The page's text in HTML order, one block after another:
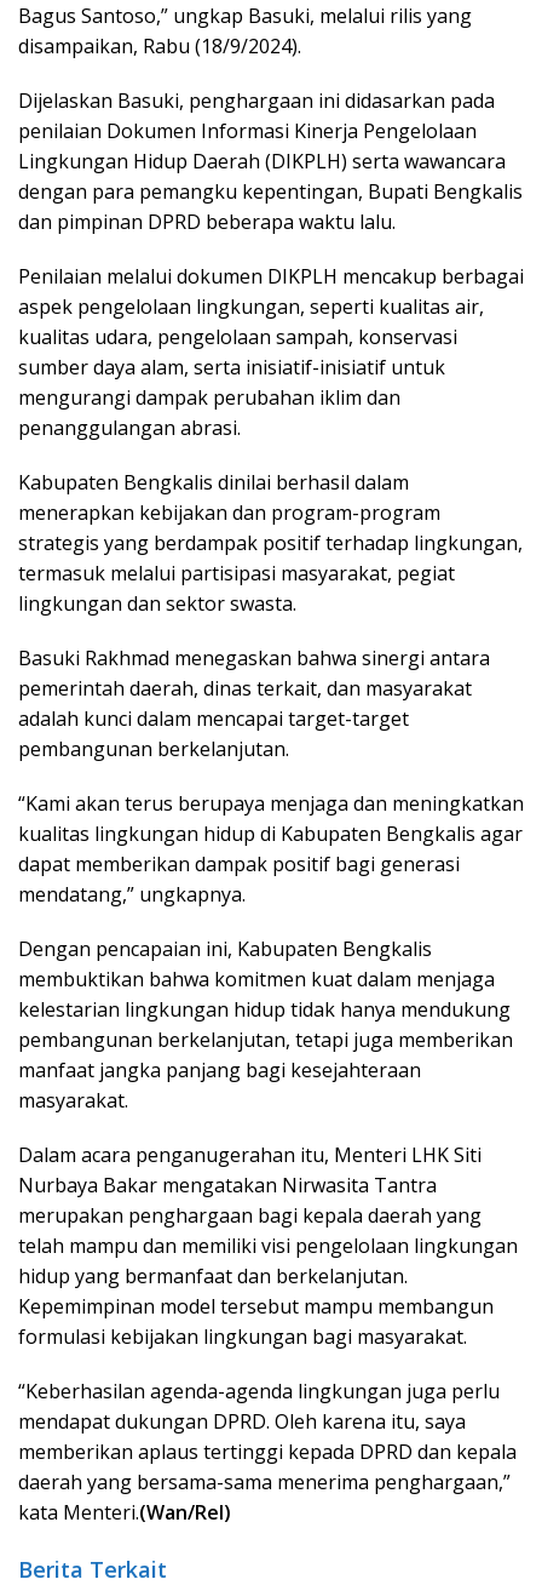
Bagus Santoso,” ungkap Basuki, melalui rilis yang
disampaikan, Rabu (18/9/2024).
Dijelaskan Basuki, penghargaan ini didasarkan pada
penilaian Dokumen Informasi Kinerja Pengelolaan
Lingkungan Hidup Daerah (DIKPLH) serta wawancara
dengan para pemangku kepentingan, Bupati Bengkalis
dan pimpinan DPRD beberapa waktu lalu.
Penilaian melalui dokumen DIKPLH mencakup berbagai
aspek pengelolaan lingkungan, seperti kualitas air,
kualitas udara, pengelolaan sampah, konservasi
sumber daya alam, serta inisiatif-inisiatif untuk
mengurangi dampak perubahan iklim dan
penanggulangan abrasi.
Kabupaten Bengkalis dinilai berhasil dalam
menerapkan kebijakan dan program-program
strategis yang berdampak positif terhadap lingkungan,
termasuk melalui partisipasi masyarakat, pegiat
lingkungan dan sektor swasta.
Basuki Rakhmad menegaskan bahwa sinergi antara
pemerintah daerah, dinas terkait, dan masyarakat
adalah kunci dalam mencapai target-target
pembangunan berkelanjutan.
“Kami akan terus berupaya menjaga dan meningkatkan
kualitas lingkungan hidup di Kabupaten Bengkalis agar
dapat memberikan dampak positif bagi generasi
mendatang,” ungkapnya.
Dengan pencapaian ini, Kabupaten Bengkalis
membuktikan bahwa komitmen kuat dalam menjaga
kelestarian lingkungan hidup tidak hanya mendukung
pembangunan berkelanjutan, tetapi juga memberikan
manfaat jangka panjang bagi kesejahteraan
masyarakat.
Dalam acara penganugerahan itu, Menteri LHK Siti
Nurbaya Bakar mengatakan Nirwasita Tantra
merupakan penghargaan bagi kepala daerah yang
telah mampu dan memiliki visi pengelolaan lingkungan
hidup yang bermanfaat dan berkelanjutan.
Kepemimpinan model tersebut mampu membangun
formulasi kebijakan lingkungan bagi masyarakat.
“Keberhasilan agenda-agenda lingkungan juga perlu
mendapat dukungan DPRD. Oleh karena itu, saya
memberikan aplaus tertinggi kepada DPRD dan kepala
daerah yang bersama-sama menerima penghargaan,”
kata Menteri.(Wan/Rel)
Berita Terkait